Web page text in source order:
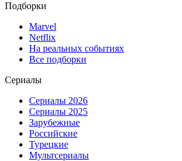
Подборки
Marvel
Netflix
На реальных событиях
Все подборки
Сериалы
Сериалы 2026
Сериалы 2025
Зарубежные
Российские
Турецкие
Мультсериалы